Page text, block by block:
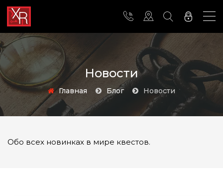
Новости
Главная Блог Новости
Обо всех новинках в мире квестов.